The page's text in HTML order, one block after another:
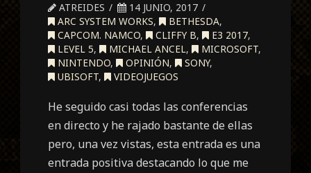
ATREIDES
14 JUNIO, 2017
ARC SYSTEM WORKS, BETHESDA,
CAPCOM. NAMCO, CLIFFY B, E3 2017,
LEVEL 5, MICHAEL ANCEL, MICROSOFT,
NINTENDO, OPINIÓN, SONY,
UBISOFT, VIDEOJUEGOS
He seguido casi todas las conferencias
en directo y he rajado bastante de ellas
pero, una vez vistas, esta entrada es una
entrada positiva destacando lo que me